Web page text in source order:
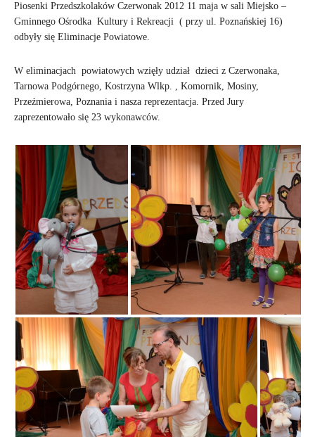
Piosenki Przedszkolaków Czerwonak 2012 11 maja w sali Miejsko –
Gminnego Ośrodka Kultury i Rekreacji ( przy ul. Poznańskiej 16)
odbyły się Eliminacje Powiatowe.
W eliminacjach powiatowych wzięły udział dzieci z Czerwonaka,
Tarnowa Podgórnego, Kostrzyna Wlkp. , Komornik, Mosiny,
Przeźmierowa, Poznania i nasza reprezentacja. Przed Jury
zaprezentowało się 23 wykonawców.